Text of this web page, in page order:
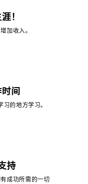
！
加收入。
间
的地方学习。
持
成功所需的一切